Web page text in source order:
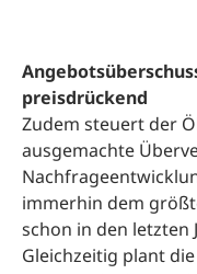
preisdrückend
Zudem steuert der
ausgemachte
immerhin dem
schon in den letzten
Gleichzeitig plant